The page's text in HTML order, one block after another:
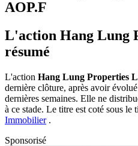
AOP.F
L'action Hang Lung
résumé
L'action Hang Lung Properties
dernière clôture, après avoir
dernières semaines. Elle ne
à ce stade. Le titre est coté sous le
Immobilier.
Sponsorisé